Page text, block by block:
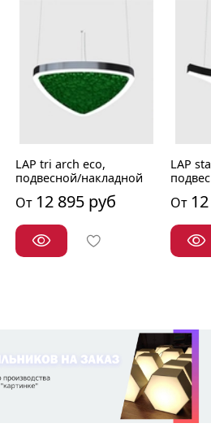
LAP tri arch eco,
подвесной/накладной
От 12 895 руб
LAP
От